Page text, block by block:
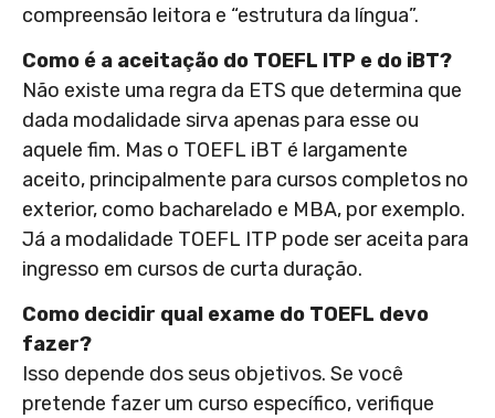
compreensão leitora e “estrutura da língua”.
Como é a aceitação do TOEFL ITP e do iBT?
Não existe uma regra da ETS que determina que
dada modalidade sirva apenas para esse ou
aquele fim. Mas o TOEFL iBT é largamente
aceito, principalmente para cursos completos no
exterior, como bacharelado e MBA, por exemplo.
Já a modalidade TOEFL ITP pode ser aceita para
ingresso em cursos de curta duração.
Como decidir qual exame do TOEFL devo
fazer?
Isso depende dos seus objetivos. Se você
pretende fazer um curso específico, verifique